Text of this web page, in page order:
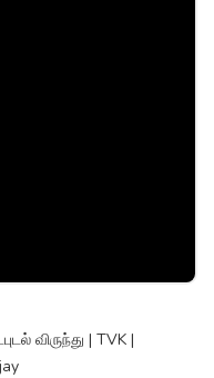
விருந்து | TVK |